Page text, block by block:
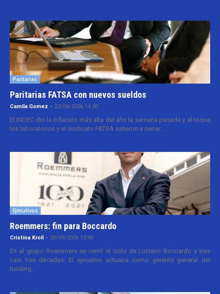
Paritarias
Paritarias FATSA con nuevos sueldos
Camila Gomez - 22/04/2026 14:30
El INDEC dio la inflación más alta del año la semana pasada y al toque
los laboratorios y el sindicato FATSA salieron a cerrar...
Ejecutivos
Roemmers: fin para Boccardo
Cristina Kroll - 20/05/2026 13:00
En el grupo Roemmers se cerró el ciclo de Luciano Boccardo y tras
casi tres décadas. El ejecutivo actuaba como gerente general del
holding...